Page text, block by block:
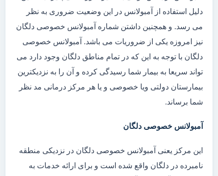
دلیل استفاده از آمبولانس در این وضعیت ضروری به نظر
می رسد. و همچنین داشتن شماره آمبولانس خصوصی دلگان
نیز امروزه یکی از ضروریات می باشد. آمبولانس خصوصی
دلگان با توجه به این که در تمام مناطق دلگان وجود دارد می
تواند سریعا به بیمار شما رسیدگی کرده و آن را به نزدیکترین
بیمارستان دولتی ویا خصوصی و یا هر مرکز درمانی مد نظر
شما برساند.
آمبولانس خصوصی دلگان
این مرکز یعنی آمبولانس خصوصی دلگان در نزدیکی منطقه
نامبرده در دلگان واقع شده است و برای ارائه خدمات به